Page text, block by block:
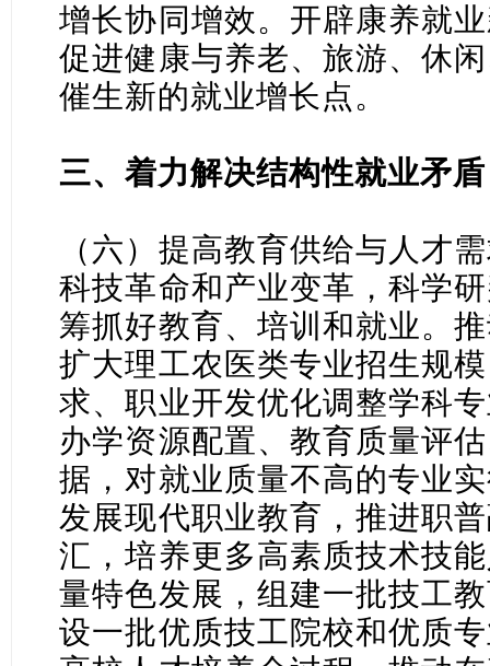
增长协同增效。开辟康养就
促进健康与养老、旅游、休
催生新的就业增长点。
三、着力解决结构性就业矛盾
（六）提高教育供给与人才
科技革命和产业变革，科学
筹抓好教育、培训和就业。
扩大理工农医类专业招生规
求、职业开发优化调整学科
办学资源配置、教育质量评
据，对就业质量不高的专业
发展现代职业教育，推进职
汇，培养更多高素质技术技
量特色发展，组建一批技工
设一批优质技工院校和优质